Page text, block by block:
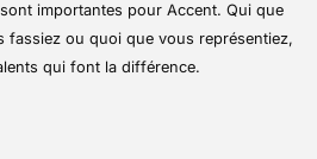
importantes pour Accent. Qui que
fassiez ou quoi que vous représentiez,
qui font la différence.